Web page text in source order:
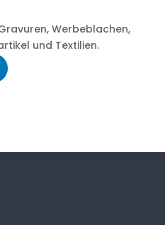
Werbeblachen,
und Textilien.